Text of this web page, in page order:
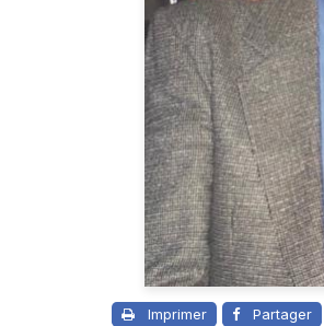
Imprimer Partager